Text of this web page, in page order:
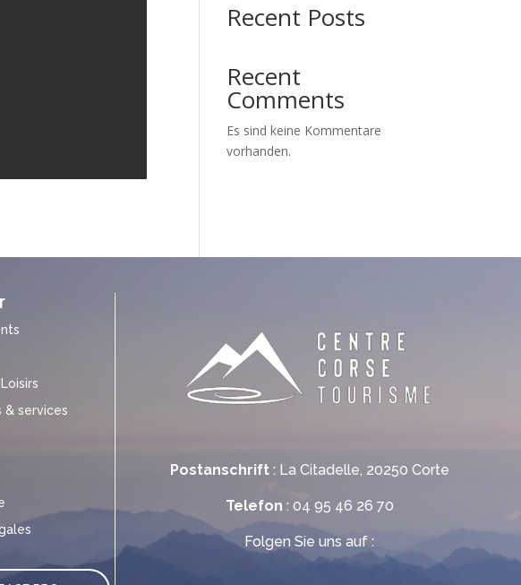
Recent Posts
Recent
Comments
Es sind keine Kommentare
vorhanden.
Postanschrift: La Citadelle, 20250 Corte
Telefon : 04 95 46 26 70
Folgen Sie uns auf :
& services